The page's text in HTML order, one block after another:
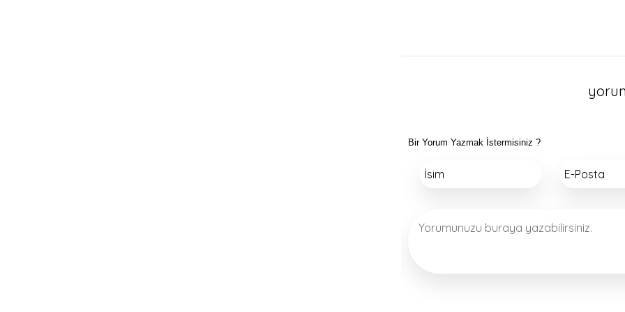
Bir Yorum Yazmak İstermisiniz ?